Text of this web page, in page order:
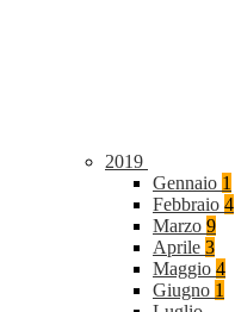
2019
Gennaio 1
Febbraio 4
Marzo 9
Aprile 3
Maggio 4
Giugno 1